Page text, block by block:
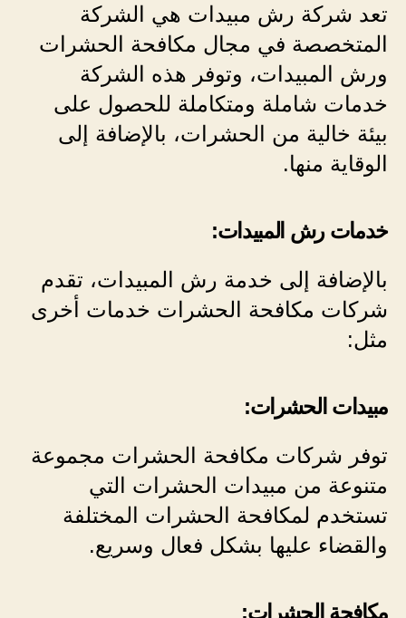
تعد شركة رش مبيدات هي الشركة
المتخصصة في مجال مكافحة الحشرات
ورش المبيدات، وتوفر هذه الشركة
خدمات شاملة ومتكاملة للحصول على
بيئة خالية من الحشرات، بالإضافة إلى
الوقاية منها.
خدمات رش المبيدات:
بالإضافة إلى خدمة رش المبيدات، تقدم
شركات مكافحة الحشرات خدمات أخرى
مثل:
مبيدات الحشرات:
توفر شركات مكافحة الحشرات مجموعة
متنوعة من مبيدات الحشرات التي
تستخدم لمكافحة الحشرات المختلفة
والقضاء عليها بشكل فعال وسريع.
مكافحة الحشرات: